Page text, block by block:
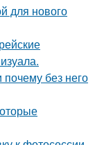
для нового
без него